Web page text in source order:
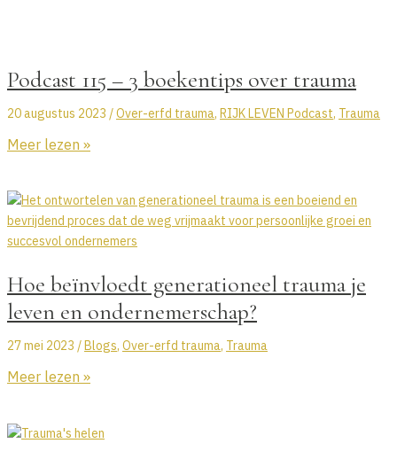
inhoud
Podcast 115 – 3 boekentips over trauma
20 augustus 2023 /Over-erfd trauma, RIJK LEVEN Podcast, Trauma
Podcast
3
boekentips
over
Meer lezen »
Hoe beïnvloedt generationeel trauma je
leven en ondernemerschap?
27 mei 2023 / Blogs, Over-erfd trauma, Trauma
Hoe
trauma
Meer lezen »